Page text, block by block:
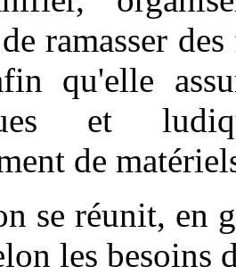
ramasser
qu'elle
et
de
se réunit, en
les besoins